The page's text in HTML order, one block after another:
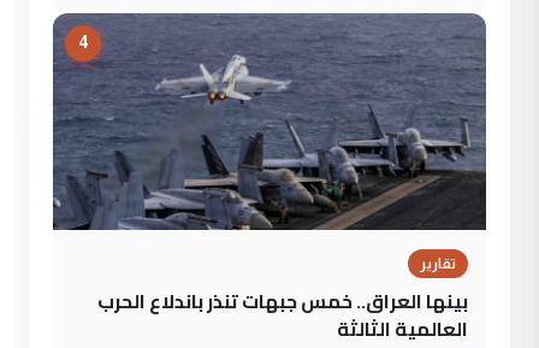
4
تقارير
بينها العراق.. خمس جبهات تنذر باندلاع الحرب
العالمية الثالثة